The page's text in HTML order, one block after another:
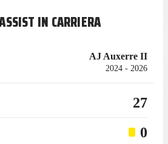
IN CARRIERA
AJ Auxerre II
2024 - 2026
27
0